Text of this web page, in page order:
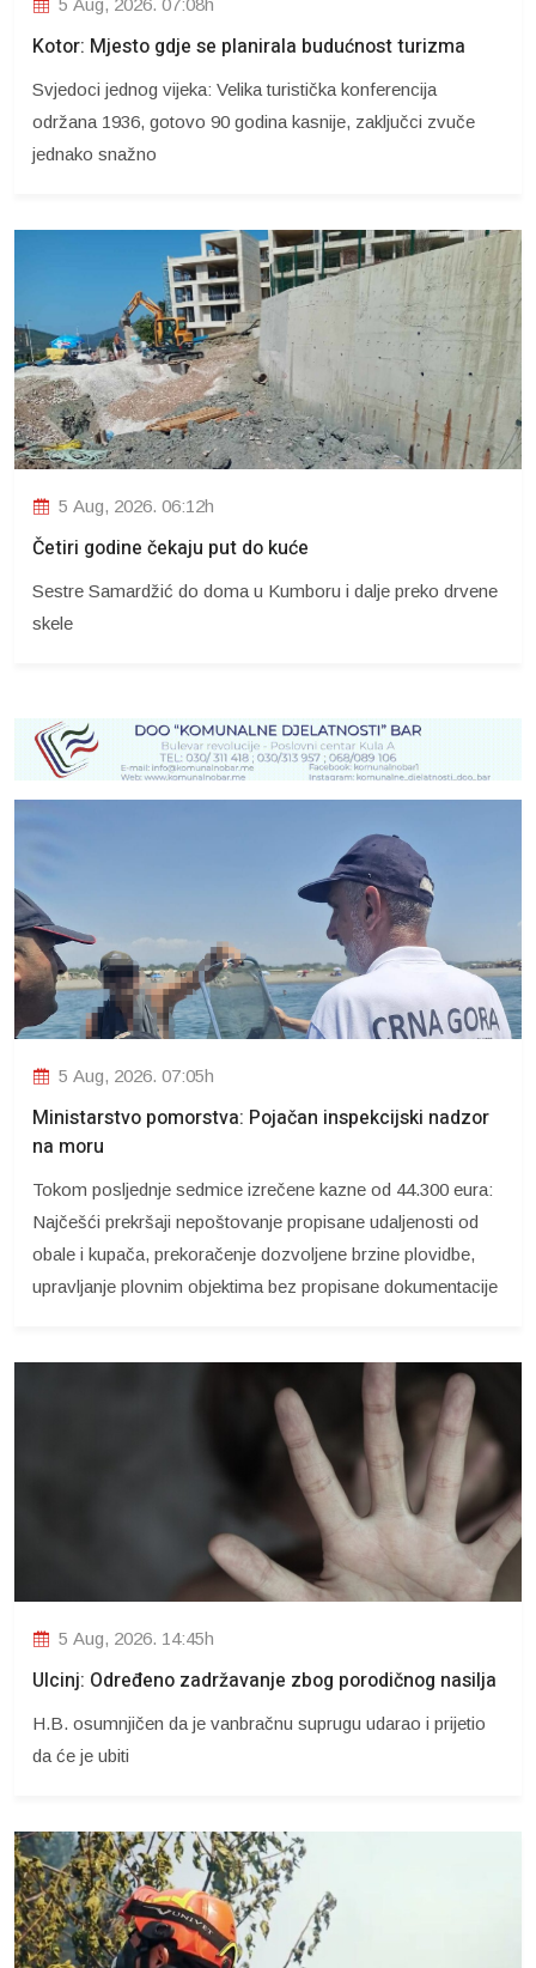
5 Aug, 2026. 07:08h
Kotor: Mjesto gdje se planirala budućnost turizma
Svjedoci jednog vijeka: Velika turistička konferencija
održana 1936, gotovo 90 godina kasnije, zaključci zvuče
jednako snažno
5 Aug, 2026. 06:12h
Četiri godine čekaju put do kuće
Sestre Samardžić do doma u Kumboru i dalje preko drvene
skele
5 Aug, 2026. 07:05h
Ministarstvo pomorstva: Pojačan inspekcijski nadzor
na moru
Tokom posljednje sedmice izrečene kazne od 44.300 eura:
Najčešći prekršaji nepoštovanje propisane udaljenosti od
obale i kupača, prekoračenje dozvoljene brzine plovidbe,
upravljanje plovnim objektima bez propisane dokumentacije
5 Aug, 2026. 14:45h
Ulcinj: Određeno zadržavanje zbog porodičnog nasilja
H.B. osumnjičen da je vanbračnu suprugu udarao i prijetio
da će je ubiti